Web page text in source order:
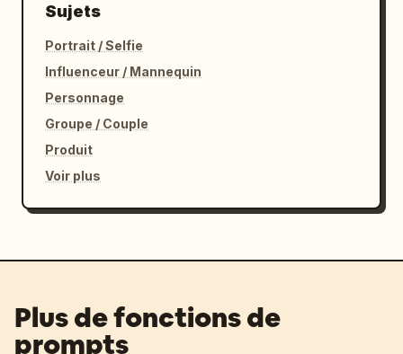
Sujets
Portrait / Selfie
Influenceur / Mannequin
Personnage
Groupe / Couple
Produit
Voir plus
Plus de fonctions de
prompts